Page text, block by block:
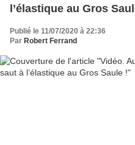
l’élastique au Gros
Publié le 11/07/2020 à 22:36
Par Robert Ferrand